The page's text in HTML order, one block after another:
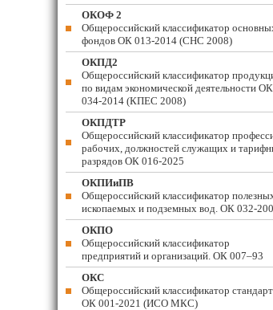
ОКОФ 2
Общероссийский классификатор
фондов ОК 013-2014 (СНС 2008)
ОКПД2
Общероссийский классификатор
по видам экономической деятельности ОК
034-2014 (КПЕС 2008)
ОКПДТР
Общероссийский классификатор
рабочих, должностей служащих и
разрядов ОК 016-2025
ОКПИиПВ
Общероссийский классификатор
ископаемых и подземных вод. ОК 032-
ОКПО
Общероссийский классификатор
предприятий и организаций. ОК 007–93
ОКС
Общероссийский классификатор
ОК 001-2021 (ИСО МКС)